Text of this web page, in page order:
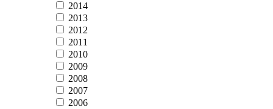
2014
2013
2012
2011
2010
2009
2008
2007
2006